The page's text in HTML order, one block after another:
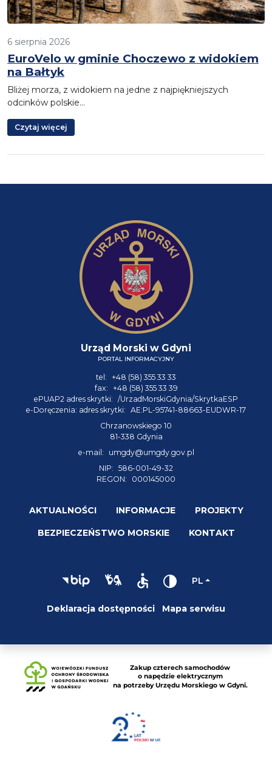
6 sierpnia 2026
EuroVelo w gminie Choczewo z widokiem
na Bałtyk
Bliżej morza, z widokiem na jedne z najpiękniejszych
odcinków polskie…
Czytaj więcej
Urząd Morski w Gdyni
PORTAL INFORMACYJNY
tel: +48 (58) 355 33 33
fax: +48 (58) 355 33 39
ePUAP2 adres skrytki: /UrzadMorskiGdynia/SkrytkaESP
e-Doręczenia: adres skrytki: AE:PL-95741-88663-EUDWR-17
Chrzanowskiego 10
81-338 Gdynia
e-mail:
umgdy@umgdy.gov.pl
NIP: 586-001-49-32
REGON:
000145000
AKTUALNOŚCI INFORMACJE PROJEKTY
BEZPIECZEŃSTWO MORSKIE KONTAKT
PL
Deklaracja dostępności Mapa serwisu